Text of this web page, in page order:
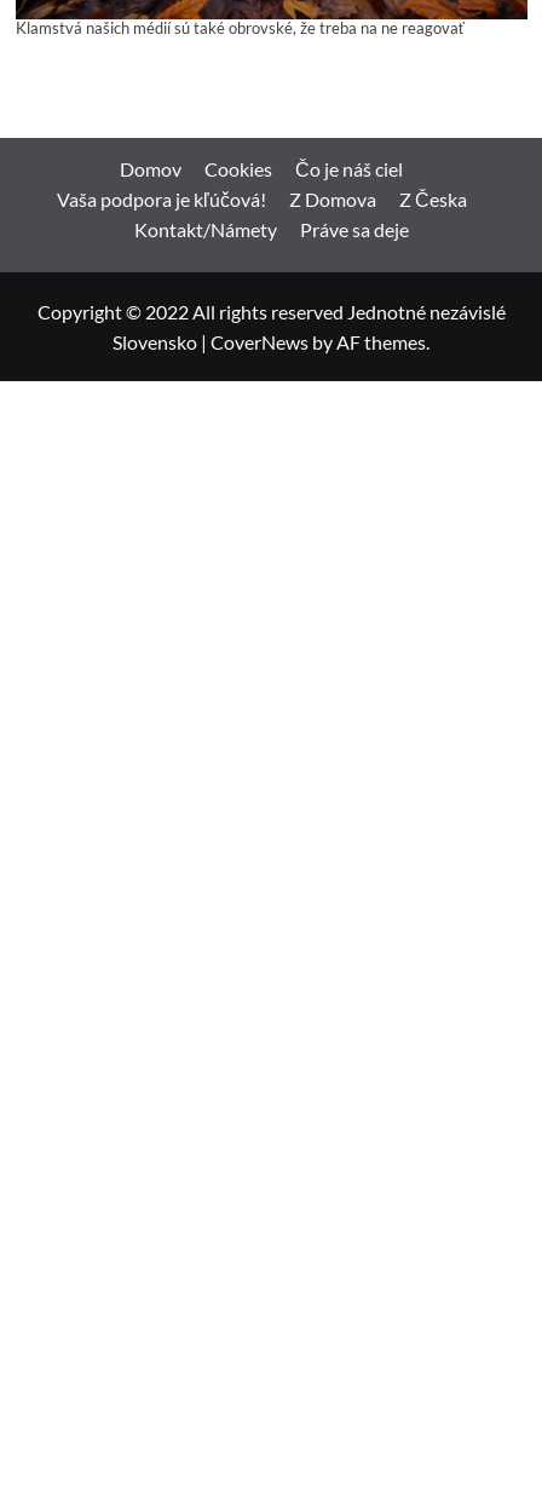
Klamstvá našich médií sú také obrovské, že treba na ne reagovať
Domov Cookies
Čo je náš ciel
Vaša podpora je kľúčová!
Z Domova
Z Česka
Kontakt/Námety
Práve sa deje
Copyright © 2022 All rights reserved Jednotné nezávislé
Slovensko | CoverNews by AF themes.